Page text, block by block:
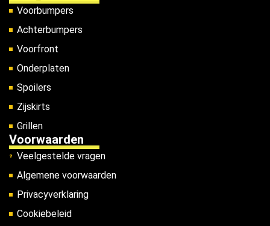
Voorbumpers
Achterbumpers
Voorfront
Onderplaten
Spoilers
Zijskirts
Grillen
Voorwaarden
Veelgestelde vragen
Algemene voorwaarden
Privacyverklaring
Cookiebeleid